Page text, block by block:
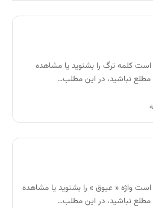
کلمه ترگ را بشنوید یا مشاهده
مطلع نباشید، در این مطلب…
واژه « عیوق » را بشنوید یا مشاهده
مطلع نباشید، در این مطلب…